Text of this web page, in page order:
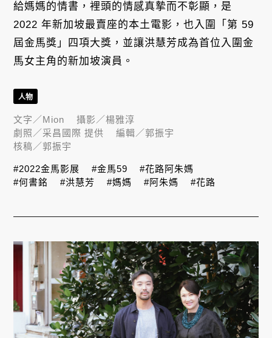
給媽媽的情書，裡頭的情感真摯而不彰顯，是
2022 年新加坡最賣座的本土電影，也入圍「第 59
屆金馬獎」四項大獎，並讓洪慧芳成為首位入圍金
馬女主角的新加坡演員。
人物
文字／Mion 攝影／楊雅淳
劇照／采昌國際 提供 編輯／郭振宇
核稿／郭振宇
#2022金馬影展 #金馬59
#花路阿朱媽
#何書銘
#洪慧芳 #媽媽 #阿朱媽 #花路